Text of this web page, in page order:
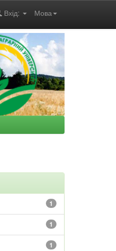
Мова
Вхід:
1
1
1